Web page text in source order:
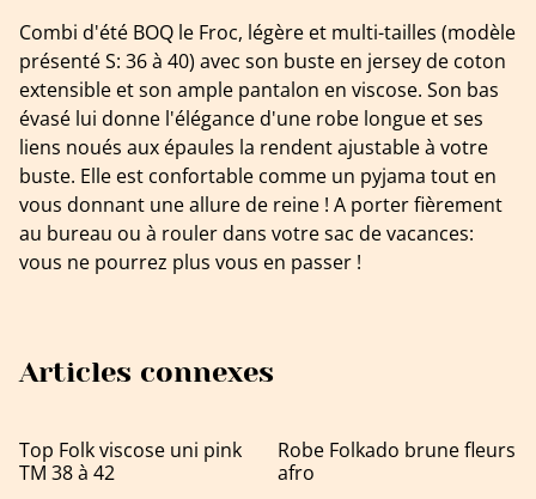
Combi d'été BOQ le Froc, légère et multi-tailles (modèle
présenté S: 36 à 40) avec son buste en jersey de coton
extensible et son ample pantalon en viscose. Son bas
évasé lui donne l'élégance d'une robe longue et ses
liens noués aux épaules la rendent ajustable à votre
buste. Elle est confortable comme un pyjama tout en
vous donnant une allure de reine ! A porter fièrement
au bureau ou à rouler dans votre sac de vacances:
vous ne pourrez plus vous en passer !
Articles connexes
Top Folk viscose uni pink
TM 38 à 42
Robe Folkado brune fleurs
afro